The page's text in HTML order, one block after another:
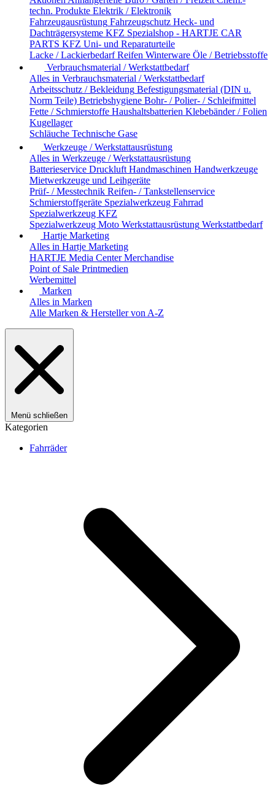
techn. Produkte Elektrik / Elektronik
Fahrzeugausrüstung Fahrzeugschutz Heck- und
Dachträgersysteme KFZ Spezialshop - HARTJE CAR
PARTS KFZ Uni- und Reparaturteile
Lacke / Lackierbedarf Reifen Winterware Öle / Betriebsstoffe
Verbrauchsmaterial / Werkstattbedarf
Alles in Verbrauchsmaterial / Werkstattbedarf
Arbeitsschutz / Bekleidung Befestigungsmaterial (DIN u.
Norm Teile) Betriebshygiene Bohr- / Polier- / Schleifmittel
Fette / Schmierstoffe Haushaltsbatterien Klebebänder / Folien
Kugellager
Schläuche Technische Gase
Werkzeuge / Werkstattausrüstung
Alles in Werkzeuge / Werkstattausrüstung
Batterieservice Druckluft Handmaschinen Handwerkzeuge
Mietwerkzeuge und Leihgeräte
Prüf- / Messtechnik Reifen- / Tankstellenservice
Schmierstoffgeräte Spezialwerkzeug Fahrrad
Spezialwerkzeug KFZ
Spezialwerkzeug Moto Werkstattausrüstung Werkstattbedarf
Hartje Marketing
Alles in Hartje Marketing
HARTJE Media Center Merchandise
Point of Sale Printmedien
Werbemittel
Marken
Alles in Marken
Alle Marken & Hersteller von A-Z
Menü schließen
Kategorien
Fahrräder